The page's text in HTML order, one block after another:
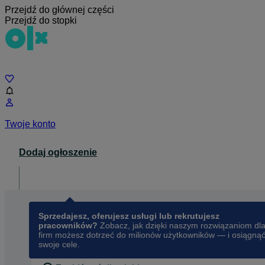
Przejdź do głównej części
Przejdź do stopki
Twoje konto
Dodaj ogłoszenie
Sprzedajesz, oferujesz usługi lub rekrutujesz
pracowników? Zobacz, jak dzięki naszym rozwiązaniom dla
firm możesz dotrzeć do milionów użytkowników — i osiągnąć
swoje cele.